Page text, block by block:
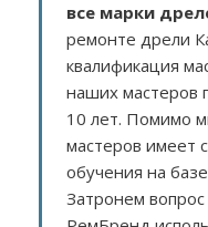
все марки
ремонте дрели
квалификация
наших мастеров
10 лет. Помимо
мастеров имеет
обучения на
Затронем